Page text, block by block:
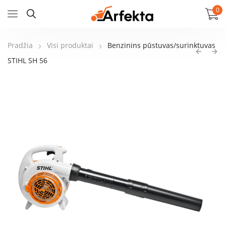
0
Pradžia Visi produktai
Benzinins pūstuvas/surinktuvas
STIHL SH 56